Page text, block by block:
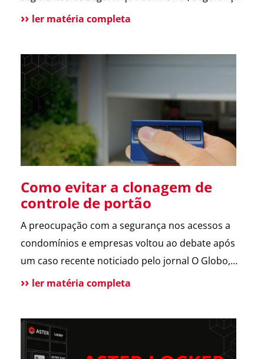
Pessoal, Portaria e Facilities, vem a público
Aster citado em recentes matérias jornalísticas
sobre a operação da Polícia Federal no setor […]
ler matéria completa
Como evitar a clonagem de
controle de portão
A preocupação com a segurança nos acessos a
condomínios e empresas voltou ao debate após
um caso recente noticiado pelo jornal O Globo,
envolvendo a possível clonagem de controle de
e contou com a participação da ASTER, que
forneceu informações […]
ler matéria completa